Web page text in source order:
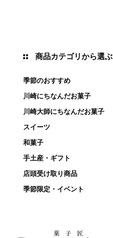
商品カテゴリから選ぶ
季節のおすすめ
川崎にちなんだお菓子
川崎大師にちなんだお菓子
スイーツ
和菓子
手土産・ギフト
店頭受け取り商品
季節限定・イベント